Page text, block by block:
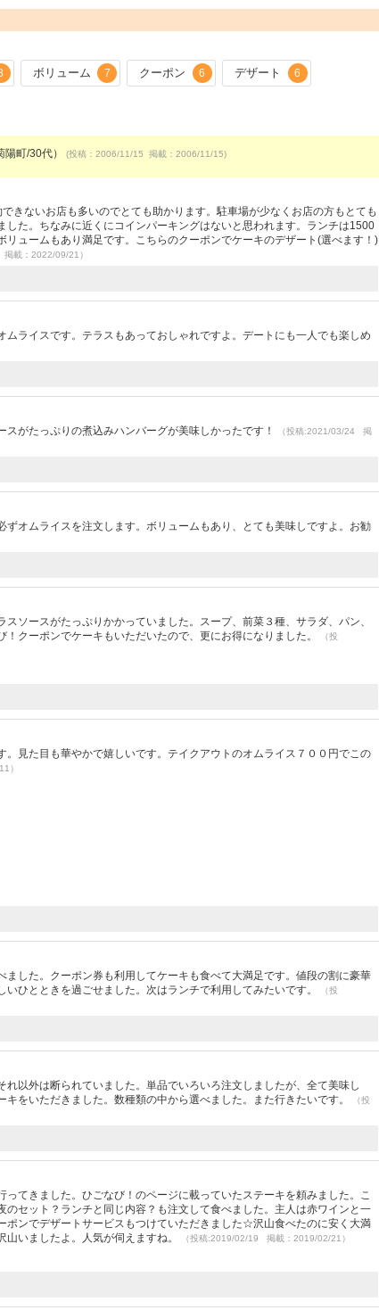
ボリューム 7 クーポン 6 デザート 6
陽町/30代） (投稿：2006/11/15 掲載：2006/11/15)
きないお店も多いのでとても助かります。駐車場が少なくお店の方もとても
た。ちなみに近くにコインパーキングはないと思われます。ランチは1500
ュームもあり満足です。こちらのクーポンでケーキのデザート(選べます！)
載：2022/09/21）
ライスです。テラスもあっておしゃれですよ。デートにも一人でも楽しめ
がたっぷりの煮込みハンバーグが美味しかったです！
（投稿:2021/03/24 掲
オムライスを注文します。ボリュームもあり、とても美味しですよ。お勧
ソースがたっぷりかかっていました。スープ、前菜３種、サラダ、パン、
クーポンでケーキもいただいたので、更にお得になりました。
（投
見た目も華やかで嬉しいです。テイクアウトのオムライス７００円でこの
）
した。クーポン券も利用してケーキも食べて大満足です。値段の割に豪華
ひとときを過ごせました。次はランチで利用してみたいです。
（投
以外は断られていました。単品でいろいろ注文しましたが、全て美味し
をいただきました。数種類の中から選べました。また行きたいです。
（投
てきました。ひごなび！のページに載っていたステーキを頼みました。こ
セット？ランチと同じ内容？も注文して食べました。主人は赤ワインと一
ポンでデザートサービスもつけていただきました☆沢山食べたのに安く大満
いましたよ。人気が伺えますね。
（投稿:2019/02/19 掲載：2019/02/21）